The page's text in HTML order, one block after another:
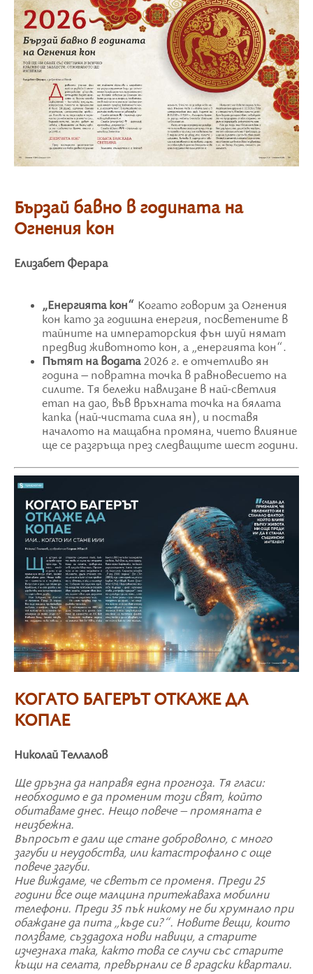
Бързай бавно в годината на
Огнения кон
Елизабет Ферара
„Енергията кон“ Когато говорим за Огнения
кон като за годишна енергия, посветените в
тайните на императорския фън шуй нямат
предвид животното кон, а „енергията кон“.
Пътят на водата 2026 г. е отчетливо ян
година – повратна точка в равновесието на
силите. Тя бележи навлизане в най-светлия
етап на дао, във връхната точка на бялата
капка (най-чистата сила ян), и поставя
началото на мащабна промяна, чието влияние
ще се разгръща през следващите шест години.
КОГАТО БАГЕРЪТ ОТКАЖЕ ДА
КОПАЕ
Николай Теллалов
Ще дръзна да направя една прогноза. Тя гласи:
необходимо е да променим този свят, който
обитаваме днес. Нещо повече – промяната е
неизбежна.
Въпросът е дали ще стане доброволно, с много
загуби и неудобства, или катастрофално с още
повече загуби.
Ние виждаме, че светът се променя. Преди 25
години все още малцина притежаваха мобилни
телефони. Преди 35 пък никому не би хрумнало при
обаждане да пита „къде си?“. Новите вещи, които
ползваме, създадоха нови навици, а старите
изчезнаха така, както това се случи със старите
къщи на селата, превърнали се в градски квартали.